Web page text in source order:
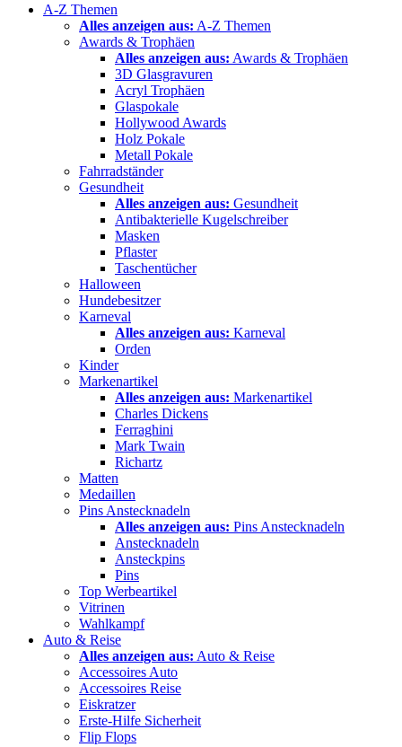
A-Z Themen
Alles anzeigen aus: A-Z Themen
Awards & Trophäen
Alles anzeigen aus: Awards & Trophäen
3D Glasgravuren
Acryl Trophäen
Glaspokale
Hollywood Awards
Holz Pokale
Metall Pokale
Fahrradständer
Gesundheit
Alles anzeigen aus: Gesundheit
Antibakterielle Kugelschreiber
Masken
Pflaster
Taschentücher
Halloween
Hundebesitzer
Karneval
Alles anzeigen aus: Karneval
Orden
Kinder
Markenartikel
Alles anzeigen aus: Markenartikel
Charles Dickens
Ferraghini
Mark Twain
Richartz
Matten
Medaillen
Pins Anstecknadeln
Alles anzeigen aus: Pins Anstecknadeln
Anstecknadeln
Ansteckpins
Pins
Top Werbeartikel
Vitrinen
Wahlkampf
Auto & Reise
Alles anzeigen aus: Auto & Reise
Accessoires Auto
Accessoires Reise
Eiskratzer
Erste-Hilfe Sicherheit
Flip Flops